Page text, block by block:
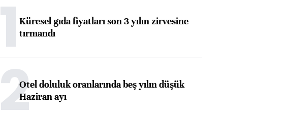
1Küresel gıda fiyatları son 3 yılın zirvesine
tırmandı
2Otel doluluk oranlarında beş yılın düşük
Haziran ayı